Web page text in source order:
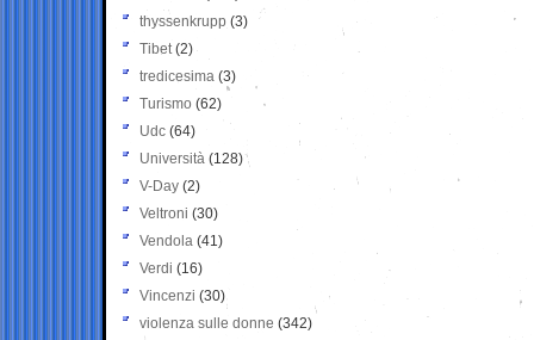
thyssenkrupp (3)
Tibet(2)
tredicesima (3)
Turismo (62)
Udc (64)
Università (128)
V-Day (2)
Veltroni (30)
Vendola (41)
Verdi (16)
Vincenzi (30)
violenza sulle donne (342)